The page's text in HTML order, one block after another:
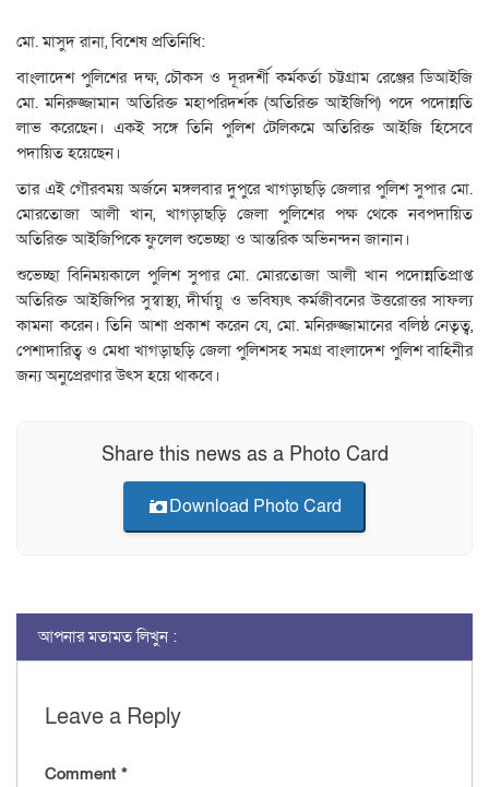
মো. মাসুদ রানা, বিশেষ প্রতিনিধি:
বাংলাদেশ পুলিশের দক্ষ, চৌকস ও দূরদর্শী কর্মকর্তা চট্টগ্রাম রেঞ্জের ডিআইজি
মো. মনিরুজ্জামান অতিরিক্ত মহাপরিদর্শক (অতিরিক্ত আইজিপি) পদে পদোন্নতি
লাভ করেছেন। একই সঙ্গে তিনি পুলিশ টেলিকমে অতিরিক্ত আইজি হিসেবে
পদায়িত হয়েছেন।
তার এই গৌরবময় অর্জনে মঙ্গলবার দুপুরে খাগড়াছড়ি জেলার পুলিশ সুপার মো.
মোরতোজা আলী খান, খাগড়াছড়ি জেলা পুলিশের পক্ষ থেকে নবপদায়িত
অতিরিক্ত আইজিপিকে ফুলেল শুভেচ্ছা ও আন্তরিক অভিনন্দন জানান।
শুভেচ্ছা বিনিময়কালে পুলিশ সুপার মো. মোরতোজা আলী খান পদোন্নতিপ্রাপ্ত
অতিরিক্ত আইজিপির সুস্বাস্থ্য, দীর্ঘায়ু ও ভবিষ্যৎ কর্মজীবনের উত্তরোত্তর সাফল্য
কামনা করেন। তিনি আশা প্রকাশ করেন যে, মো. মনিরুজ্জামানের বলিষ্ঠ নেতৃত্ব,
পেশাদারিত্ব ও মেধা খাগড়াছড়ি জেলা পুলিশসহ সমগ্র বাংলাদেশ পুলিশ বাহিনীর
জন্য অনুপ্রেরণার উৎস হয়ে থাকবে।
Share this news as a Photo Card
Download Photo Card
আপনার মতামত লিখুন :
Leave a Reply
Comment *